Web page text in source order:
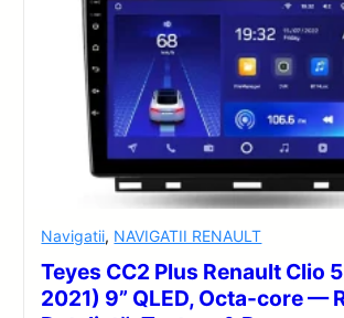
Navigatii, NAVIGATII RENAULT
Teyes CC2 Plus Renault Clio
2021) 9” QLED, Octa-core —